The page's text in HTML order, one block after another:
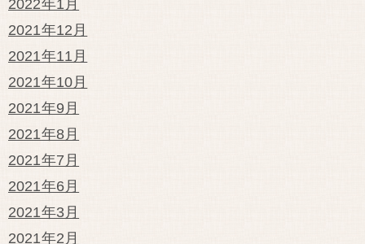
2022年1月
2021年12月
2021年11月
2021年10月
2021年9月
2021年8月
2021年7月
2021年6月
2021年3月
2021年2月